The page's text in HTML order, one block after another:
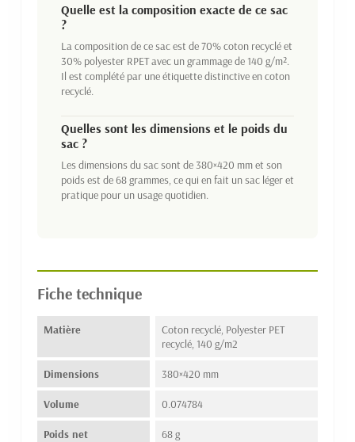
Quelle est la composition exacte de ce sac
?
La composition de ce sac est de 70% coton recyclé et
30% polyester RPET avec un grammage de 140 g/m².
Il est complété par une étiquette distinctive en coton
recyclé.
Quelles sont les dimensions et le poids du
sac ?
Les dimensions du sac sont de 380×420 mm et son
poids est de 68 grammes, ce qui en fait un sac léger et
pratique pour un usage quotidien.
Fiche technique
Matière
Coton recyclé, Polyester PET
recyclé, 140 g/m2
Dimensions 380×420 mm
Volume 0.074784
Poids net 68 g